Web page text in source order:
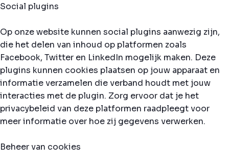
Social plugins
Op onze website kunnen social plugins aanwezig zijn,
die het delen van inhoud op platformen zoals
Facebook, Twitter en LinkedIn mogelijk maken. Deze
plugins kunnen cookies plaatsen op jouw apparaat en
informatie verzamelen die verband houdt met jouw
interacties met de plugin. Zorg ervoor dat je het
privacybeleid van deze platformen raadpleegt voor
meer informatie over hoe zij gegevens verwerken.
Beheer van cookies